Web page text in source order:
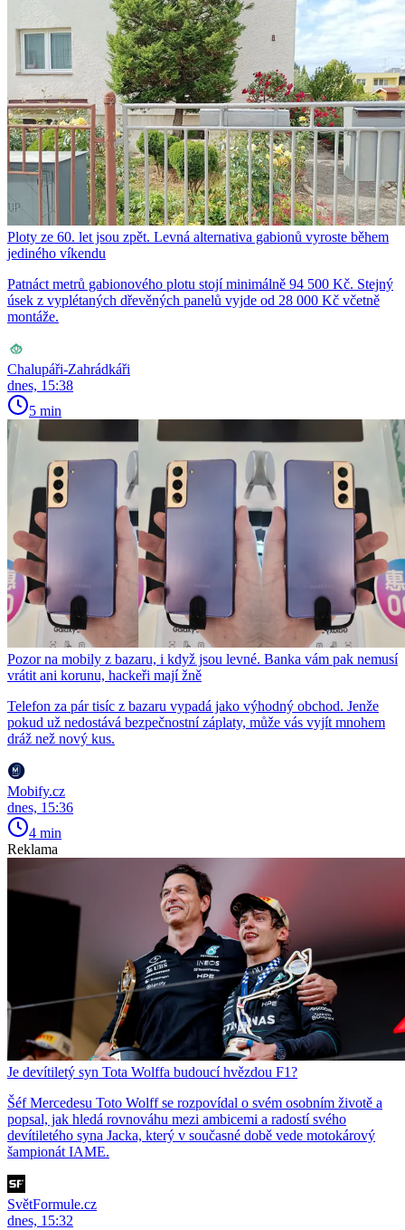
Ploty ze 60. let jsou zpět. Levná alternativa gabionů vyroste během
jediného víkendu
Patnáct metrů gabionového plotu stojí minimálně 94 500 Kč. Stejný
úsek z vyplétaných dřevěných panelů vyjde od 28 000 Kč včetně
montáže.
Chalupáři-Zahrádkáři
dnes, 15:38
5 min
Pozor na mobily z bazaru, i když jsou levné. Banka vám pak nemusí
vrátit ani korunu, hackeři mají žně
Telefon za pár tisíc z bazaru vypadá jako výhodný obchod. Jenže
pokud už nedostává bezpečnostní záplaty, může vás vyjít mnohem
dráž než nový kus.
Mobify.cz
dnes, 15:36
4 min
Reklama
Je devítiletý syn Tota Wolffa budoucí hvězdou F1?
Šéf Mercedesu Toto Wolff se rozpovídal o svém osobním životě a
popsal, jak hledá rovnováhu mezi ambicemi a radostí svého
devítiletého syna Jacka, který v současné době vede motokárový
šampionát IAME.
SvětFormule.cz
dnes, 15:32